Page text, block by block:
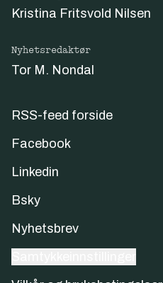
Kristina Fritsvold Nilsen
Nyhetsredaktør
Tor M. Nondal
RSS-feed forside
Facebook
Linkedin
Bsky
Nyhetsbrev